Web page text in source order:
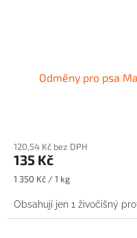
Odměny pro psa
120,54 Kč bez DPH
135 Kč
Měrná
1 350 Kč / 1 kg
Obsahují jen 1 živočišný